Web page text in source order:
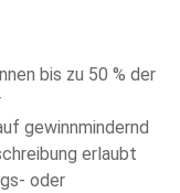
bis zu 50 % der
gewinnmindernd
erlaubt
oder